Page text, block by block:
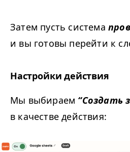
Затем пусть система
и вы готовы перейти к
Настройки действия
Мы выбираем “Создать
в качестве действия: